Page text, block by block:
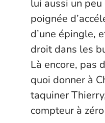
lui aussi un
poignée
d’une épingle,
droit dans les
Là encore, pas
quoi donner à
taquiner
compteur à